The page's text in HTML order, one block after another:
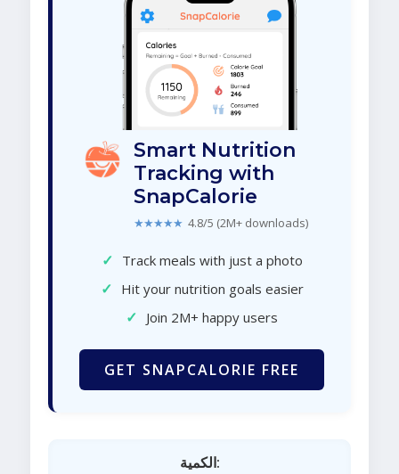
Smart Nutrition
Tracking with
SnapCalorie
★★★★★ 4.8/5 (2M+ downloads)
✓ Track meals with just a photo
✓ Hit your nutrition goals easier
✓ Join 2M+ happy users
GET SNAPCALORIE FREE
الكمية: